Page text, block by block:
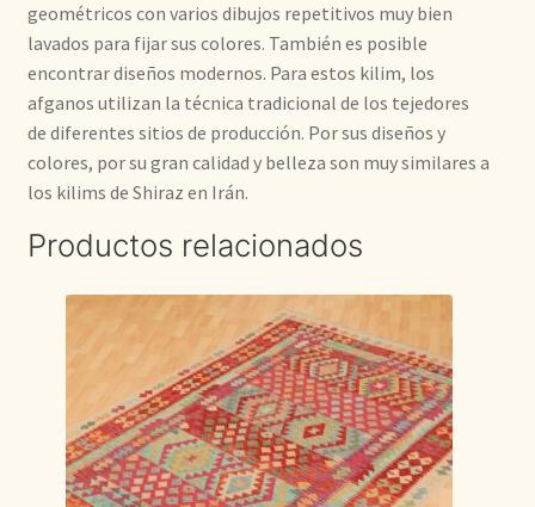
geométricos con varios dibujos repetitivos muy bien
lavados para fijar sus colores. También es posible
encontrar diseños modernos. Para estos kilim, los
afganos utilizan la técnica tradicional de los tejedores
de diferentes sitios de producción. Por sus diseños y
colores, por su gran calidad y belleza son muy similares a
los kilims de Shiraz en Irán.
Productos relacionados